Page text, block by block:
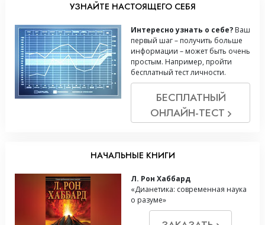
УЗНАЙТЕ НАСТОЯЩЕГО СЕБЯ
Интересно узнать о себе? Ваш
первый шаг – получить больше
информации – может быть очень
простым. Например, пройти
бесплатный тест личности.
БЕСПЛАТНЫЙ
ОНЛАЙН-ТЕСТ
НАЧАЛЬНЫЕ КНИГИ
Л. Рон Хаббард
«Дианетика: современная наука
о разуме»